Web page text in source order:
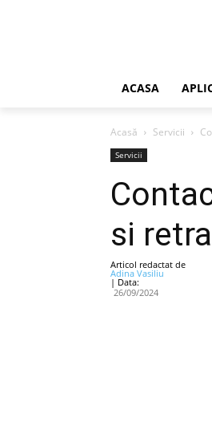
ACASA
Acasă Servicii
Servicii
si
Articol redactat de
Adina Vasiliu
| Data:
26/09/2024